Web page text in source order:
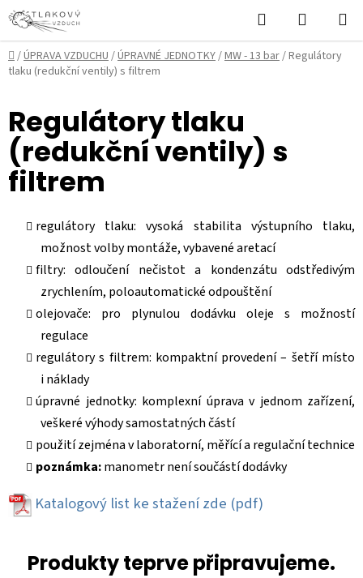
Přejít
na
obsah
Hledat
KOŠÍK
Domů
/ÚPRAVA VZDUCHU/ÚPRAVNÉ JEDNOTKY/MW - 13 bar/Regulátory
tlaku (redukční ventily) s filtrem
Regulátory tlaku
(redukční ventily) s
filtrem
regulátory tlaku: vysoká stabilita výstupního tlaku,
možnost volby montáže, vybavené aretací
filtry: odloučení nečistot a kondenzátu odstředivým
zrychlením, poloautomatické odpouštění
olejovače: pro plynulou dodávku oleje s možností
regulace
regulátory s filtrem: kompaktní provedení – šetří místo
i náklady
úpravné jednotky: komplexní úprava v jednom zařízení,
veškeré výhody samostatných částí
použití zejména v laboratorní, měřící a regulační technice
poznámka:manometr není součástí dodávky
Katalogový list ke stažení zde (pdf)
Produkty teprve připravujeme.